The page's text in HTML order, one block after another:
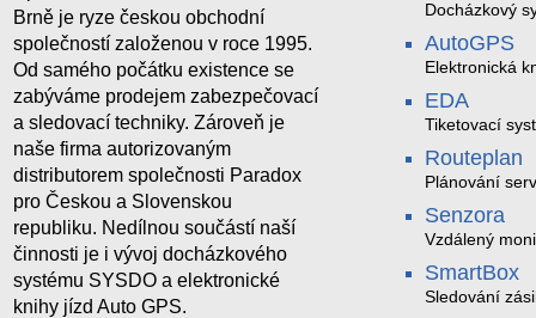
Brně je ryze českou obchodní
společností založenou v roce 1995.
Od samého počátku existence se
zabýváme prodejem zabezpečovací
a sledovací techniky. Zároveň je
naše firma autorizovaným
distributorem společnosti Paradox
pro Českou a Slovenskou
republiku. Nedílnou součástí naší
činnosti je i vývoj docházkového
systému SYSDO a elektronické
knihy jízd Auto GPS.
Docházkový
AutoGPS
Elektronická
EDA
Tiketovací
Routeplan
Plánování
Senzora
Vzdálený
SmartBox
Sledování